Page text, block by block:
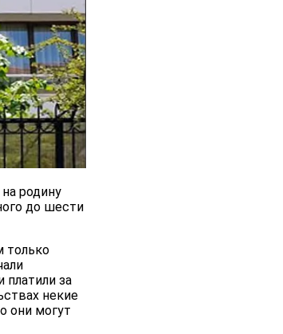
родину
до шести
только
за
некие
они могут